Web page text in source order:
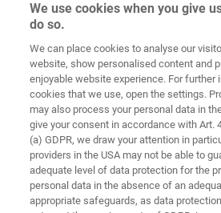
Indítóképernyő Kapcsolat
Általános
Üzleti
Feltételek Süti-irányelvek
Accessibility
Statement
We use cookies when you give
do so.
We can place cookies to analyse our
website, show personalised content and
enjoyable website experience. For further
cookies that we use, open the settings.
may also process your personal data in
give your consent in accordance with Art.
(a) GDPR, we draw your attention in
providers in the USA may not be able to
adequate level of data protection for the
personal data in the absence of an
appropriate safeguards, as data